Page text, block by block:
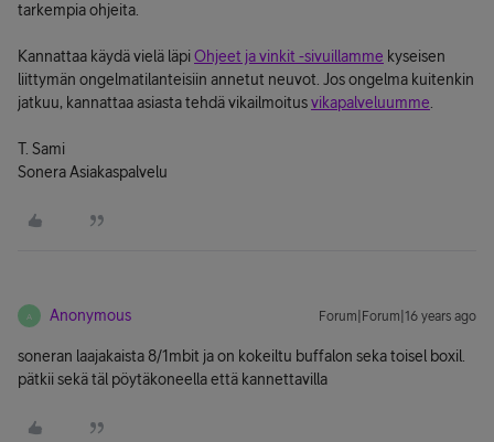
tarkempia ohjeita.
Kannattaa käydä vielä läpiOhjeet ja vinkit -sivuillamme kyseisen
liittymän ongelmatilanteisiin annetut neuvot. Jos ongelma kuitenkin
jatkuu, kannattaa asiasta tehdä vikailmoitusvikapalveluumme
T. Sami
Sonera Asiakaspalvelu
A Anonymous Forum|Forum|16 years ago
soneran laajakaista 8/1mbit ja on kokeiltu buffalon seka toisel boxil.
pätkii sekä täl pöytäkoneella että kannettavilla